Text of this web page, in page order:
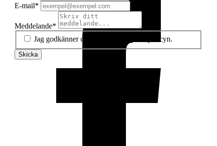
E-mail*
Meddelande*
Jag godkänner cookie- och integritetspolicyn.
Skicka